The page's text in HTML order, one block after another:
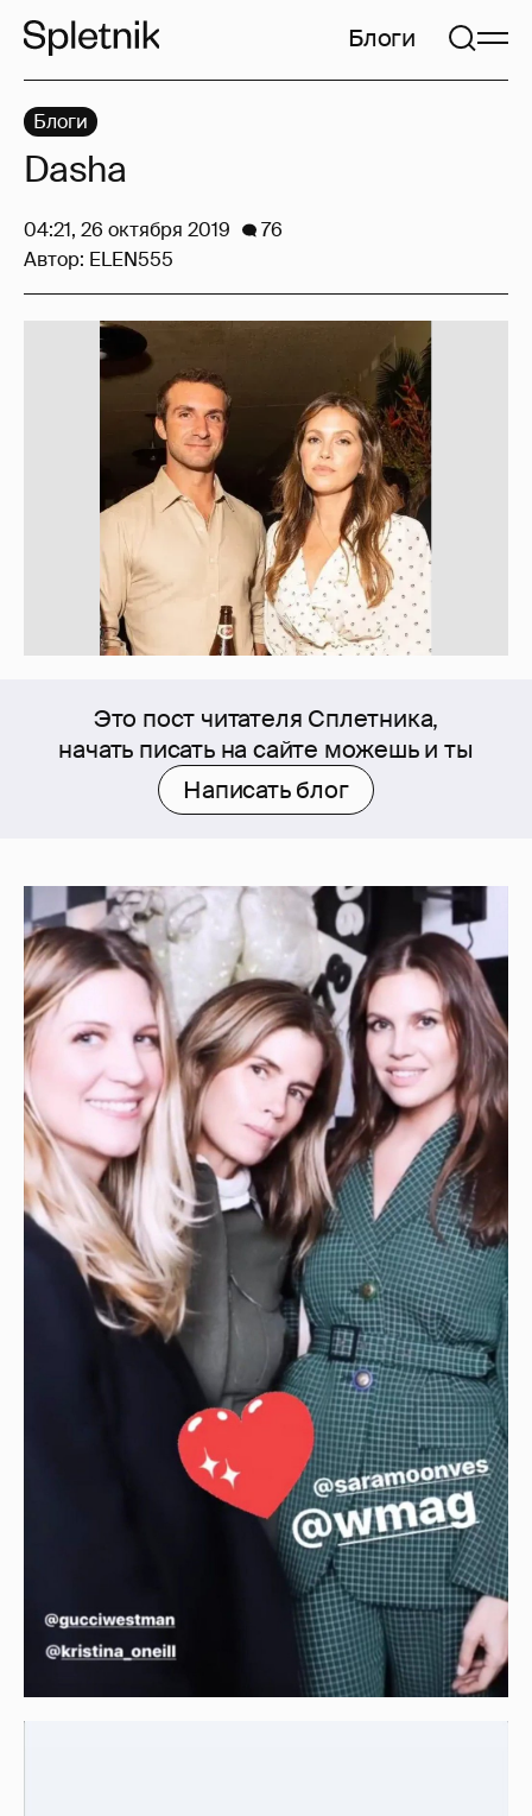
Блоги
Это пост читателя Сплетника,
начать писать на сайте можешь и ты
Написать блог
Блоги
Dasha
04:21, 26 октября 2019
76
Автор: ELEN555